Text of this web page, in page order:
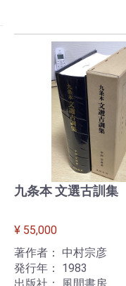
九条本 文選古訓集
¥ 55,000
著作者： 中村宗彦
発行年： 1983